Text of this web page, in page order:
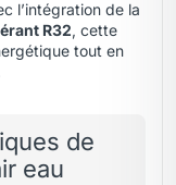
l’intégration de la
R32, cette
tout en
de
eau